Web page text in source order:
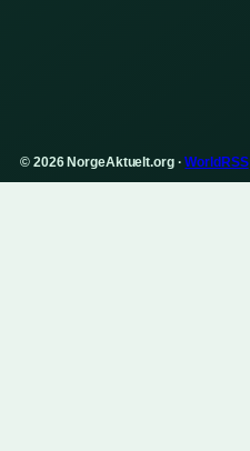
© 2026 NorgeAktuelt.org ·WorldRSS